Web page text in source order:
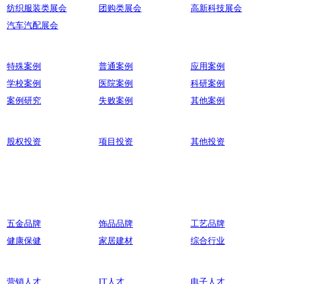
纺织服装类展会 团购类展会
高新科技展会
汽车汽配展会
特殊案例 普通案例
应用案例
学校案例 医院案例
科研案例
案例研究 失败案例 其他案例
股权投资 项目投资 其他投资
五金品牌 饰品品牌
工艺品牌
健康保健 家居建材 综合行业
营销人才 IT人才 电子人才